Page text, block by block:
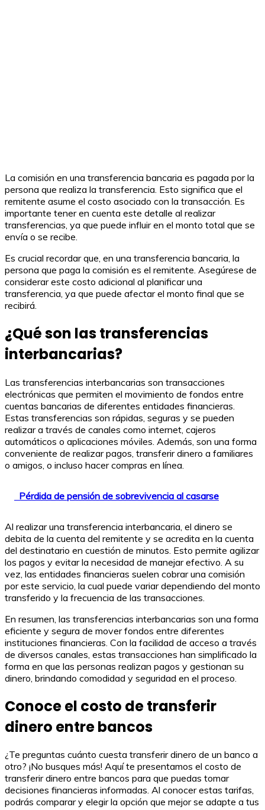
La comisión en una transferencia bancaria es pagada por la
persona que realiza la transferencia. Esto significa que el
remitente asume el costo asociado con la transacción. Es
importante tener en cuenta este detalle al realizar
transferencias, ya que puede influir en el monto total que se
envía o se recibe.
Es crucial recordar que, en una transferencia bancaria, la
persona que paga la comisión es el remitente. Asegúrese de
considerar este costo adicional al planificar una
transferencia, ya que puede afectar el monto final que se
recibirá.
¿Qué son las transferencias
interbancarias?
Las transferencias interbancarias son transacciones
electrónicas que permiten el movimiento de fondos entre
cuentas bancarias de diferentes entidades financieras.
Estas transferencias son rápidas, seguras y se pueden
realizar a través de canales como internet, cajeros
automáticos o aplicaciones móviles. Además, son una forma
conveniente de realizar pagos, transferir dinero a familiares
o amigos, o incluso hacer compras en línea.
Pérdida de pensión de sobrevivencia al casarse
Al realizar una transferencia interbancaria, el dinero se
debita de la cuenta del remitente y se acredita en la cuenta
del destinatario en cuestión de minutos. Esto permite agilizar
los pagos y evitar la necesidad de manejar efectivo. A su
vez, las entidades financieras suelen cobrar una comisión
por este servicio, la cual puede variar dependiendo del monto
transferido y la frecuencia de las transacciones.
En resumen, las transferencias interbancarias son una forma
eficiente y segura de mover fondos entre diferentes
instituciones financieras. Con la facilidad de acceso a través
de diversos canales, estas transacciones han simplificado la
forma en que las personas realizan pagos y gestionan su
dinero, brindando comodidad y seguridad en el proceso.
Conoce el costo de transferir
dinero entre bancos
¿Te preguntas cuánto cuesta transferir dinero de un banco a
otro? ¡No busques más! Aquí te presentamos el costo de
transferir dinero entre bancos para que puedas tomar
decisiones financieras informadas. Al conocer estas tarifas,
podrás comparar y elegir la opción que mejor se adapte a tus